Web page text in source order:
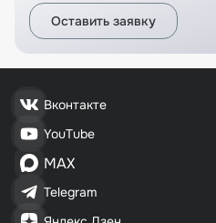
Оставить заявку
Вконтакте
YouTube
MAX
Telegram